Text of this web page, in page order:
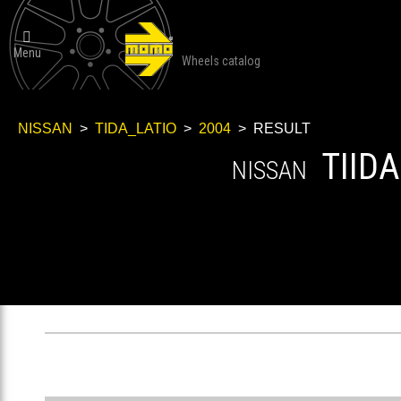
Wheels catalog

Menu
NISSAN > TIDA_LATIO > 2004 > RESULT
NISSAN